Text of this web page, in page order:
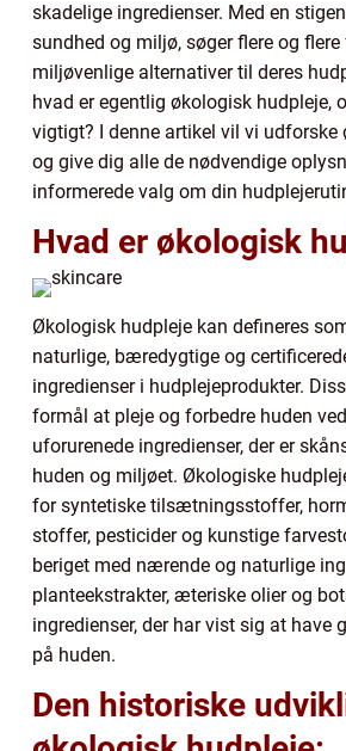
skadelige ingredienser. Med en
sundhed og miljø, søger flere og
miljøvenlige alternativer til deres
hvad er egentlig økologisk hudpleje,
vigtigt? I denne artikel vil vi udforske
og give dig alle de nødvendige
informerede valg om din
Hvad er økologisk
Økologisk hudpleje kan defineres
naturlige, bæredygtige og
ingredienser i hudplejeprodukter.
formål at pleje og forbedre huden
uforurenede ingredienser, der er
huden og miljøet. Økologiske
for syntetiske tilsætningsstoffer,
stoffer, pesticider og kunstige
beriget med nærende og naturlige
planteekstrakter, æteriske olier og
ingredienser, der har vist sig at have
på huden.
Den historiske